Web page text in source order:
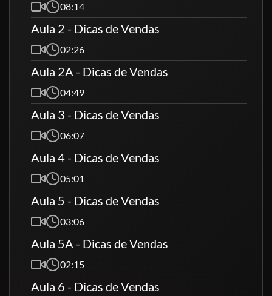
08:14
Aula 2 - Dicas de Vendas
02:26
Aula 2A - Dicas de Vendas
04:49
Aula 3 - Dicas de Vendas
06:07
Aula 4 - Dicas de Vendas
05:01
Aula 5 - Dicas de Vendas
03:06
Aula 5A - Dicas de Vendas
02:15
Aula 6 - Dicas de Vendas